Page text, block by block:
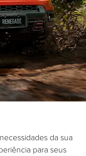
da sua
para seus